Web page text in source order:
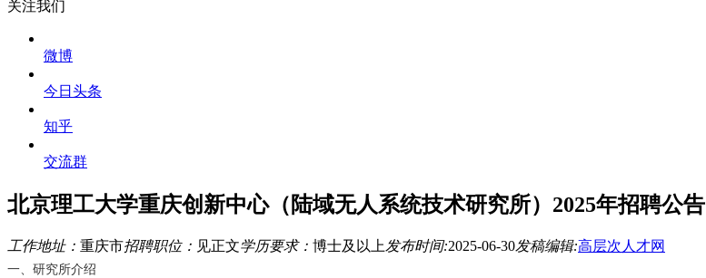
关注我们
微博
今日头条
知乎
交流群
北京理工大学重庆创新中心（陆域无人系统技术研究所）2025年招聘公告
工作地址： 重庆市招聘职位： 见正文学历要求： 博士及以上发布时间:2025-06-30发稿编辑:高层次人才网
一、研究所介绍